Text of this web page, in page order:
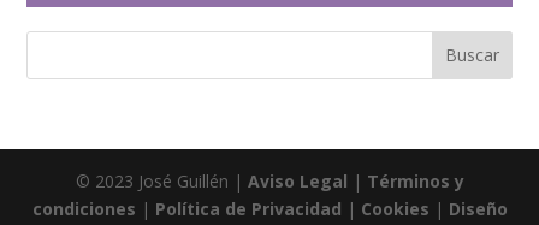
© 2023 José Guillén | Aviso Legal | Términos y
condiciones | Política de Privacidad | Cookies | Diseño